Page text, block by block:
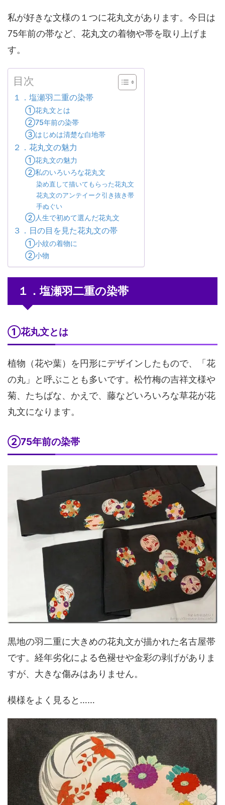
私が好きな文様の１つに花丸文があります。今日は
75年前の帯など、花丸文の着物や帯を取り上げま
す。
目次
１．塩瀬羽二重の染帯
①花丸文とは
②75年前の染帯
③はじめは清楚な白地帯
２．花丸文の魅力
①花丸文の魅力
②私のいろいろな花丸文
染め直して描いてもらった花丸文
花丸文のアンテイーク引き抜き帯
手ぬぐい
②人生で初めて選んだ花丸文
３．日の目を見た花丸文の帯
①小紋の着物に
②小物
１．塩瀬羽二重の染帯
①花丸文とは
植物（花や葉）を円形にデザインしたもので、「花
の丸」と呼ぶことも多いです。松竹梅の吉祥文様や
菊、たちばな、かえで、藤などいろいろな草花が花
丸文になります。
②75年前の染帯
黒地の羽二重に大きめの花丸文が描かれた名古屋帯
です。経年劣化による色褪せや金彩の剥げがありま
すが、大きな傷みはありません。
模様をよく見ると……